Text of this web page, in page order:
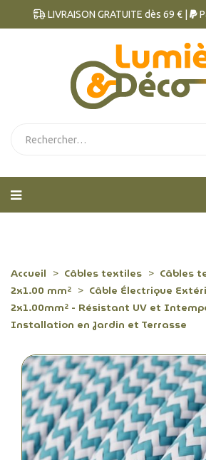
LIVRAISON GRATUITE dès 69 € |
Accueil Câbles textiles
Câbles
2x1.00 mm²
Câble Électrique
2x1.00mm² - Résistant UV et
Installation en Jardin et Terrasse